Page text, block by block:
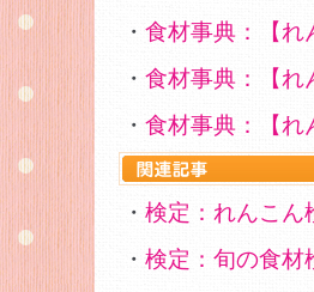
・ 食材事典：【れ
・ 食材事典：【れ
・ 食材事典：【れ
・ 検定：れんこん
・ 検定：旬の食材